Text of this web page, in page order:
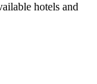
hotels and